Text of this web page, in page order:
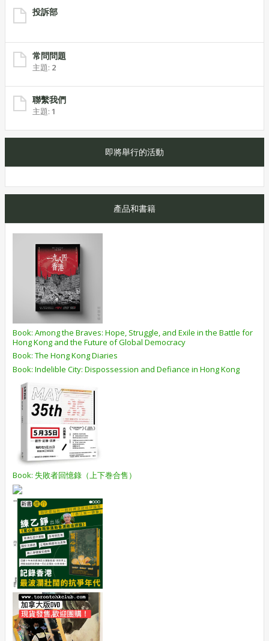
投訴部
常問問題
主題: 2
聯繫我們
主題: 1
即將舉行的活動
產品和書籍
Book: Among the Braves: Hope, Struggle, and Exile in the Battle for
Hong Kong and the Future of Global Democracy
Book: The Hong Kong Diaries
Book: Indelible City: Dispossession and Defiance in Hong Kong
Book: 失敗者回憶錄（上下巻合售）